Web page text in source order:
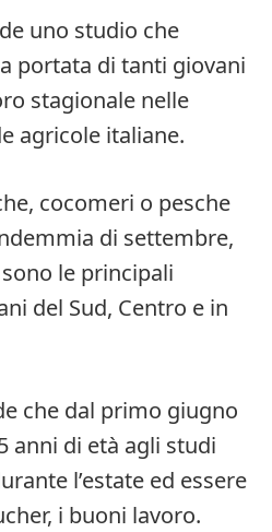
uno studio che
portata di tanti giovani
stagionale nelle
agricole italiane.
cocomeri o pesche
di settembre,
le principali
del Sud, Centro e in
che dal primo giugno
anni di età agli studi
l’estate ed essere
i buoni lavoro.